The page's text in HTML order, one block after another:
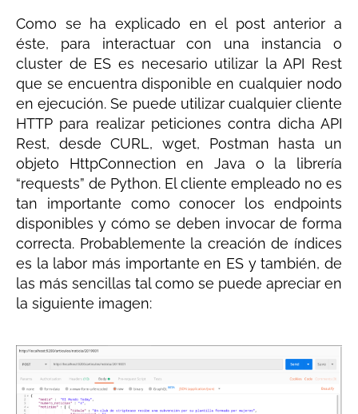
Como se ha explicado en el post anterior a
éste, para interactuar con una instancia o
cluster de ES es necesario utilizar la API Rest
que se encuentra disponible en cualquier nodo
en ejecución. Se puede utilizar cualquier cliente
HTTP para realizar peticiones contra dicha API
Rest, desde CURL, wget, Postman hasta un
objeto HttpConnection en Java o la librería
“requests” de Python. El cliente empleado no es
tan importante como conocer los endpoints
disponibles y cómo se deben invocar de forma
correcta. Probablemente la creación de índices
es la labor más importante en ES y también, de
las más sencillas tal como se puede apreciar en
la siguiente imagen: